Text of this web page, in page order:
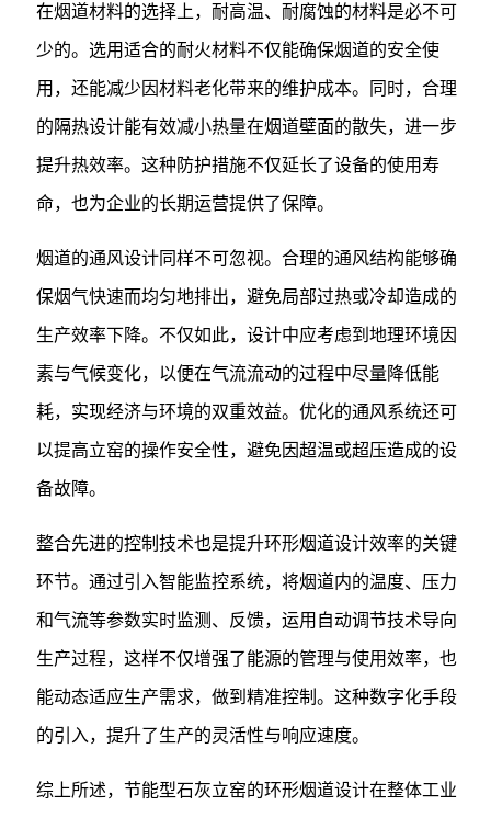
在烟道材料的选择上，耐高温、耐腐蚀的材料是必不可
少的。选用适合的耐火材料不仅能确保烟道的安全使
用，还能减少因材料老化带来的维护成本。同时，合理
的隔热设计能有效减小热量在烟道壁面的散失，进一步
提升热效率。这种防护措施不仅延长了设备的使用寿
命，也为企业的长期运营提供了保障。
烟道的通风设计同样不可忽视。合理的通风结构能够确
保烟气快速而均匀地排出，避免局部过热或冷却造成的
生产效率下降。不仅如此，设计中应考虑到地理环境因
素与气候变化，以便在气流流动的过程中尽量降低能
耗，实现经济与环境的双重效益。优化的通风系统还可
以提高立窑的操作安全性，避免因超温或超压造成的设
备故障。
整合先进的控制技术也是提升环形烟道设计效率的关键
环节。通过引入智能监控系统，将烟道内的温度、压力
和气流等参数实时监测、反馈，运用自动调节技术导向
生产过程，这样不仅增强了能源的管理与使用效率，也
能动态适应生产需求，做到精准控制。这种数字化手段
的引入，提升了生产的灵活性与响应速度。
综上所述，节能型石灰立窑的环形烟道设计在整体工业